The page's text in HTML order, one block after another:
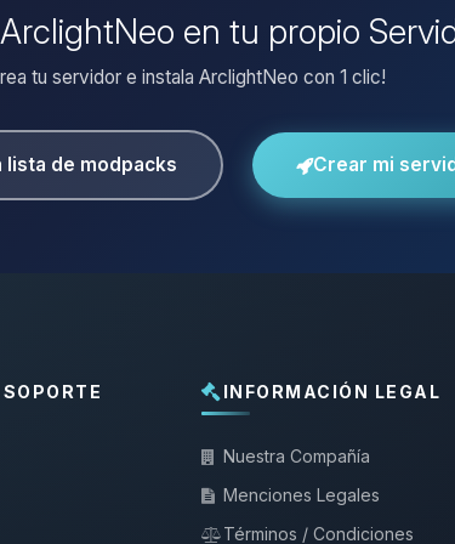
en tu propio
tu servidor e instala ArclightNeo con 1 clic!
lista de modpacks Crear mi
INFORMACIÓN LEGAL
Nuestra Compañía
Menciones Legales
Términos / Condiciones